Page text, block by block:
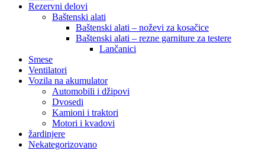
Rezervni delovi
Baštenski alati
Baštenski alati – noževi za kosačice
Baštenski alati – rezne garniture za testere
Lančanici
Smese
Ventilatori
Vozila na akumulator
Automobili i džipovi
Dvosedi
Kamioni i traktori
Motori i kvadovi
žardinjere
Nekategorizovano